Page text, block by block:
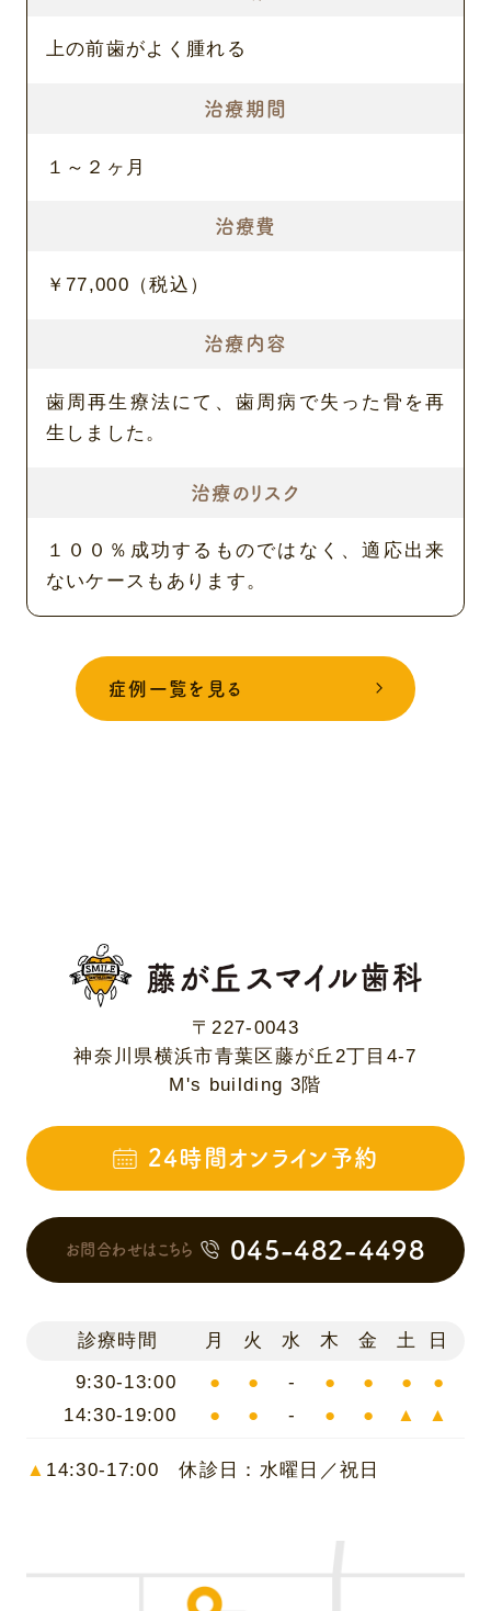
上の前歯がよく腫れる
治療期間
１～２ヶ月
治療費
￥77,000（税込）
治療内容
歯周再生療法にて、歯周病で失った骨を再
生しました。
治療のリスク
１００％成功するものではなく、適応出来
ないケースもあります。
症例一覧を見る
〒227-0043
神奈川県横浜市青葉区藤が丘2丁目4-7
M's building 3階
24時間オンライン予約
お問合わせはこちら 045-482-4498
診療時間 月 火 水 木 金 土
日
9:30-13:00
● ● - ● ● ●
●
14:30-19:00
● ● - ● ● ▲ ▲
▲ 14:30-17:00 休診日：水曜日／祝日